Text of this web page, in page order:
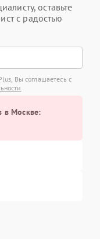
оставьте
с радостью
Вы соглашаетесь с
в Москве: